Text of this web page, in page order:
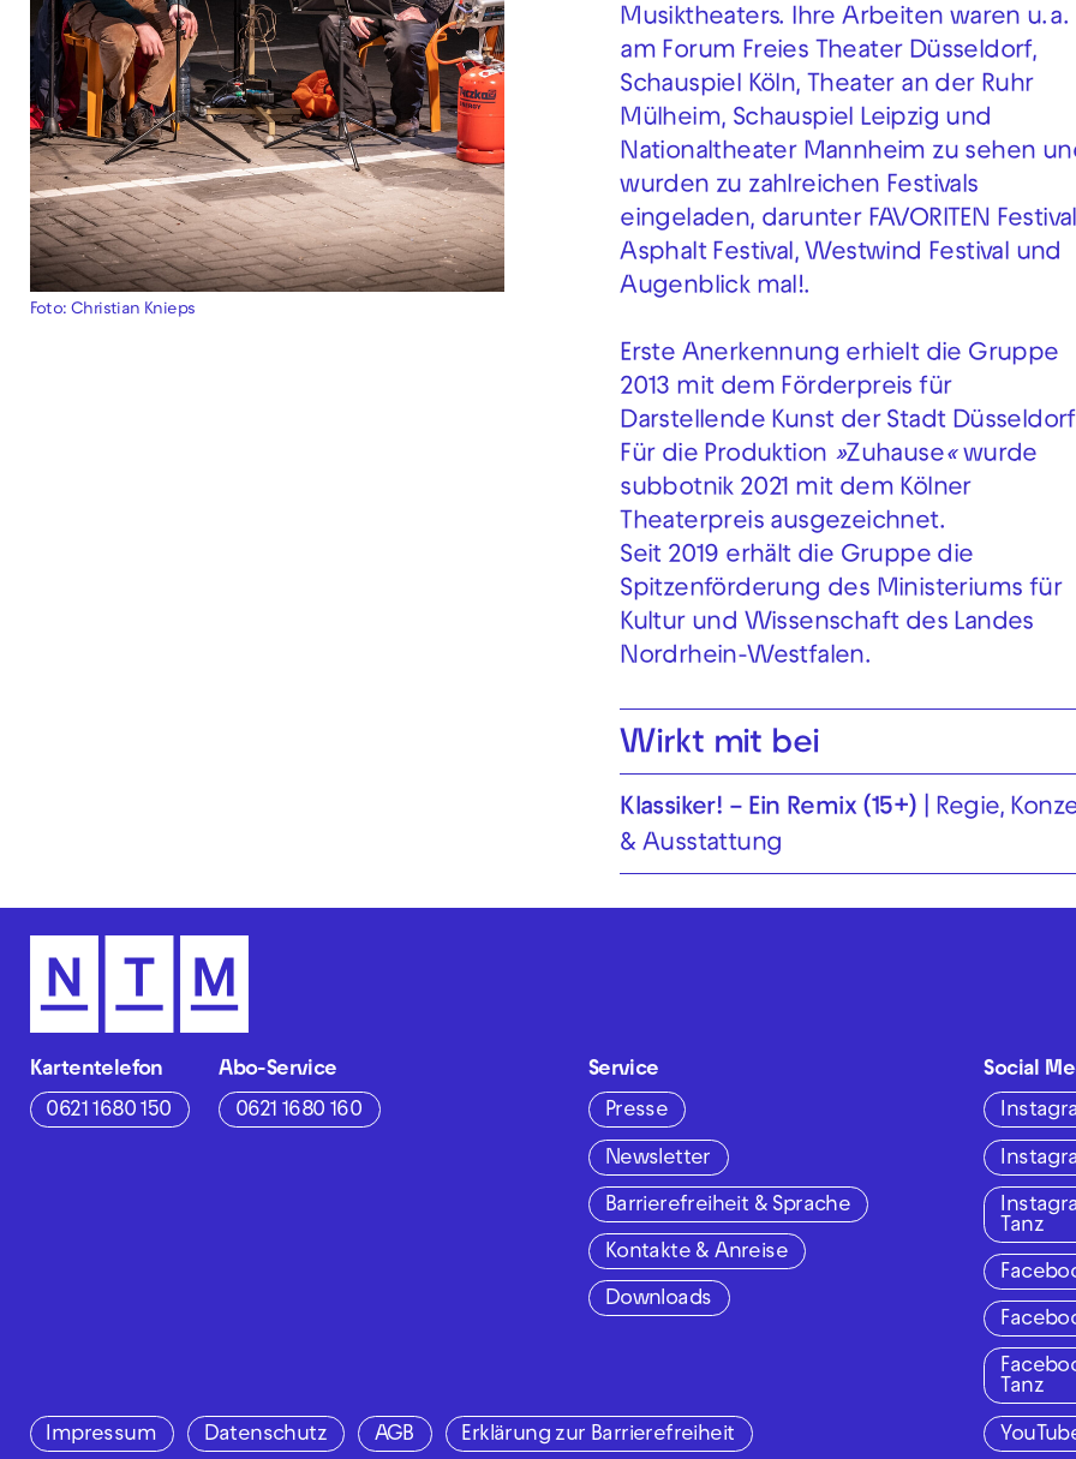
Foto: Christian Knieps
Musiktheaters. Ihre Arbeiten waren u. a.
am Forum Freies Theater Düsseldorf,
Schauspiel Köln, Theater an der Ruhr
Mülheim, Schauspiel Leipzig und
Nationaltheater Mannheim zu sehen
wurden zu zahlreichen Festivals
eingeladen, darunter FAVORITEN
Asphalt Festival, Westwind Festival und
Augenblick mal!.
Erste Anerkennung erhielt die Gruppe
2013 mit dem Förderpreis für
Darstellende Kunst der Stadt
Für die Produktion »Zuhause«wurde
subbotnik 2021 mit dem Kölner
Theaterpreis ausgezeichnet.
Seit 2019 erhält die Gruppe die
Spitzenförderung des Ministeriums für
Kultur und Wissenschaft des Landes
Nordrhein-Westfalen.
Wirkt mit bei
Klassiker! – Ein Remix (15+)
Regie,
& Ausstattung
Kartentelefon
0621 1680 150
Abo-Service
0621 1680 160
Service
Presse
Newsletter
Barrierefreiheit & Sprache
Kontakte & Anreise
Downloads
Social
Tanz
Tanz
Impressum Datenschutz AGB Erklärung zur Barrierefreiheit